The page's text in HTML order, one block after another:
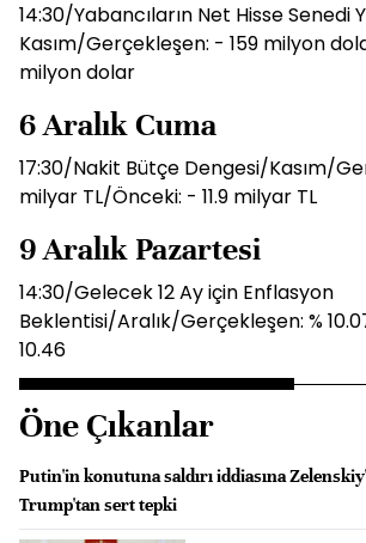
14:30/Yabancıların Net Hisse Senedi
Kasım/Gerçekleşen: - 159 milyon
milyon dolar
6 Aralık Cuma
17:30/Nakit Bütçe Dengesi/Kasım/
milyar TL/Önceki: - 11.9 milyar TL
9 Aralık Pazartesi
14:30/Gelecek 12 Ay için Enflasyon
Beklentisi/Aralık/Gerçekleşen: %
10.46
Öne Çıkanlar
Putin'in konutuna saldırı iddiasına
Trump'tan sert tepki